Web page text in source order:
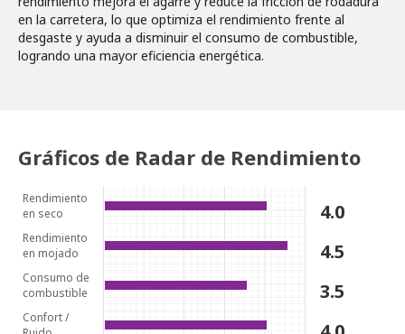
en la carretera, lo que optimiza el rendimiento frente al
desgaste y ayuda a disminuir el consumo de combustible,
logrando una mayor eficiencia energética.
Gráficos de Radar de Rendimiento
Rendimiento
en seco
4.0
Rendimiento
en mojado
4.5
Consumo de
combustible
3.5
Confort /